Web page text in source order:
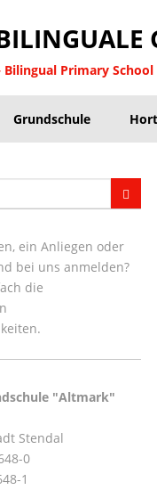
Bilingual Primary School
Grundschule Hort
ein Anliegen oder
bei uns anmelden?
die
"Altmark"
Stendal
0
1